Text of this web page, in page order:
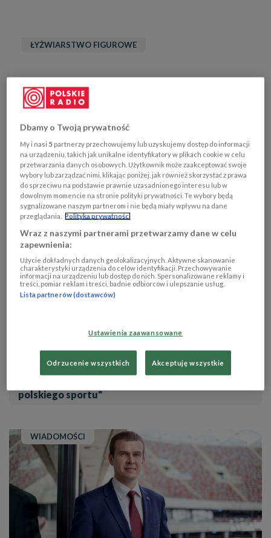
Nastoletnia mistrzyni z PjongCzangu zje deser,
ale tylko raz
ŁYŻWIARSTWO FIGUROWE
polskiego sportu"
SYGNAŁY DNIA
WIADOMOŚCI
Dbamy o Twoją prywatność
My i nasi 5 partnerzy przechowujemy lub uzyskujemy dostęp do informacji
na urządzeniu, takich jak unikalne identyfikatory w plikach cookie w celu
przetwarzania danych osobowych. Użytkownik może zaakceptować swoje
wybory lub zarządzać nimi, klikając poniżej, jak również skorzystać z prawa
do sprzeciwu na podstawie prawnie uzasadnionego interesu lub w
dowolnym momencie na stronie polityki prywatności. Te wybory będą
sygnalizowane naszym partnerom i nie będą miały wpływu na dane
przeglądania. Polityka prywatności
Wraz z naszymi partnerami przetwarzamy dane w celu
zapewnienia:
Użycie dokładnych danych geolokalizacyjnych. Aktywne skanowanie
charakterystyki urządzenia do celów identyfikacji. Przechowywanie
informacji na urządzeniu lub dostęp do nich. Spersonalizowane reklamy i
treści, pomiar reklam i treści, badnie odbiorców i ulepszanie usług.
Lista partnerów (dostawców)
Ustawienia zaawansowane
Odrzucenie wszystkich Akceptuję wszystkie